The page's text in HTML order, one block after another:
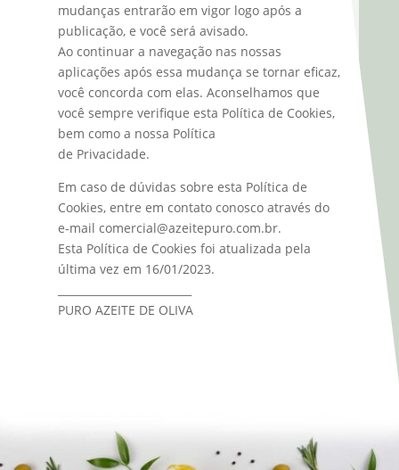
mudanças entrarão em vigor logo após a
publicação, e você será avisado.
Ao continuar a navegação nas nossas
aplicações após essa mudança se tornar eficaz,
você concorda com elas. Aconselhamos que
você sempre verifique esta Política de Cookies,
bem como a nossa Política
de Privacidade.
Em caso de dúvidas sobre esta Política de
Cookies, entre em contato conosco através do
e-mail comercial@azeitepuro.com.br.
Esta Política de Cookies foi atualizada pela
última vez em 16/01/2023.
PURO AZEITE DE OLIVA